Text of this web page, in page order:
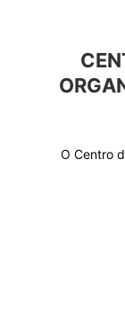
O Centro